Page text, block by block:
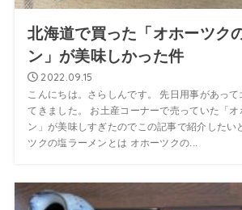
北海道で買った「オホーツク
ン」が美味しかった件
2022.09.15
こんにちは。さらしんです。 先日用事があっ
てきました。 お土産コーナーで売っていた「オ
ン」が美味しすぎたのでこの記事で紹介したい
ツクの塩ラーメンとは オホーツクの...